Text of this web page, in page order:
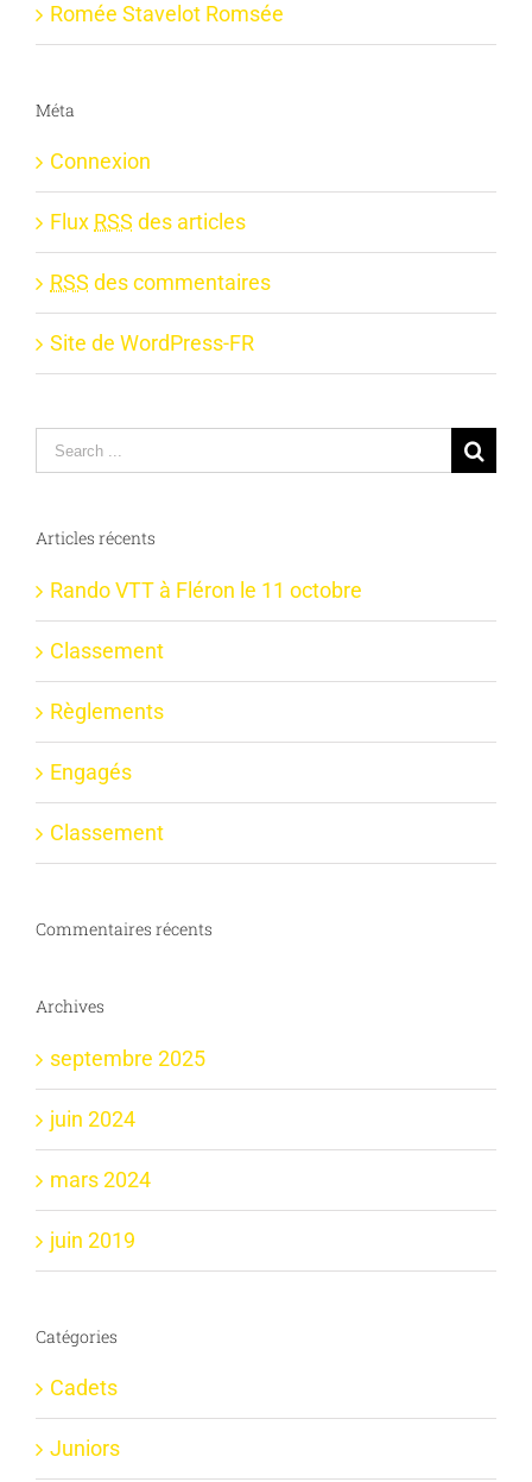
Romée Stavelot Romsée
Méta
Connexion
Flux RSS des articles
RSS des commentaires
Site de WordPress-FR
Search
for:
Articles récents
Rando VTT à Fléron le 11 octobre
Classement
Règlements
Engagés
Classement
Commentaires récents
Archives
septembre 2025
juin 2024
mars 2024
juin 2019
Catégories
Cadets
Juniors